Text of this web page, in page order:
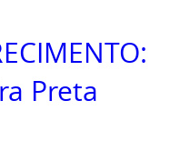
Preta